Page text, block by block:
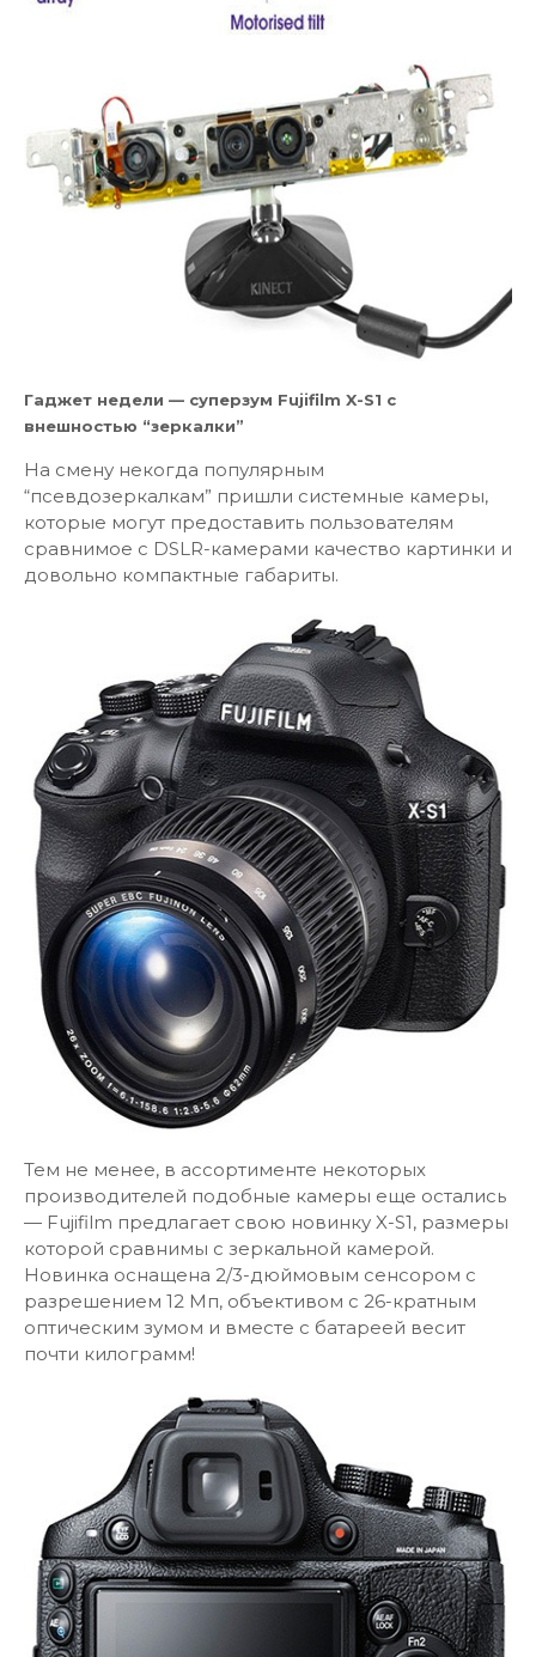
Гаджет недели — суперзум Fujifilm X-S1 с
внешностью “зеркалки”
На смену некогда популярным
“псевдозеркалкам” пришли системные камеры,
которые могут предоставить пользователям
сравнимое с DSLR-камерами качество картинки и
довольно компактные габариты.
Тем не менее, в ассортименте некоторых
производителей подобные камеры еще остались
— Fujifilm предлагает свою новинку X-S1, размеры
которой сравнимы с зеркальной камерой.
Новинка оснащена 2/3-дюймовым сенсором с
разрешением 12 Мп, объективом с 26-кратным
оптическим зумом и вместе с батареей весит
почти килограмм!